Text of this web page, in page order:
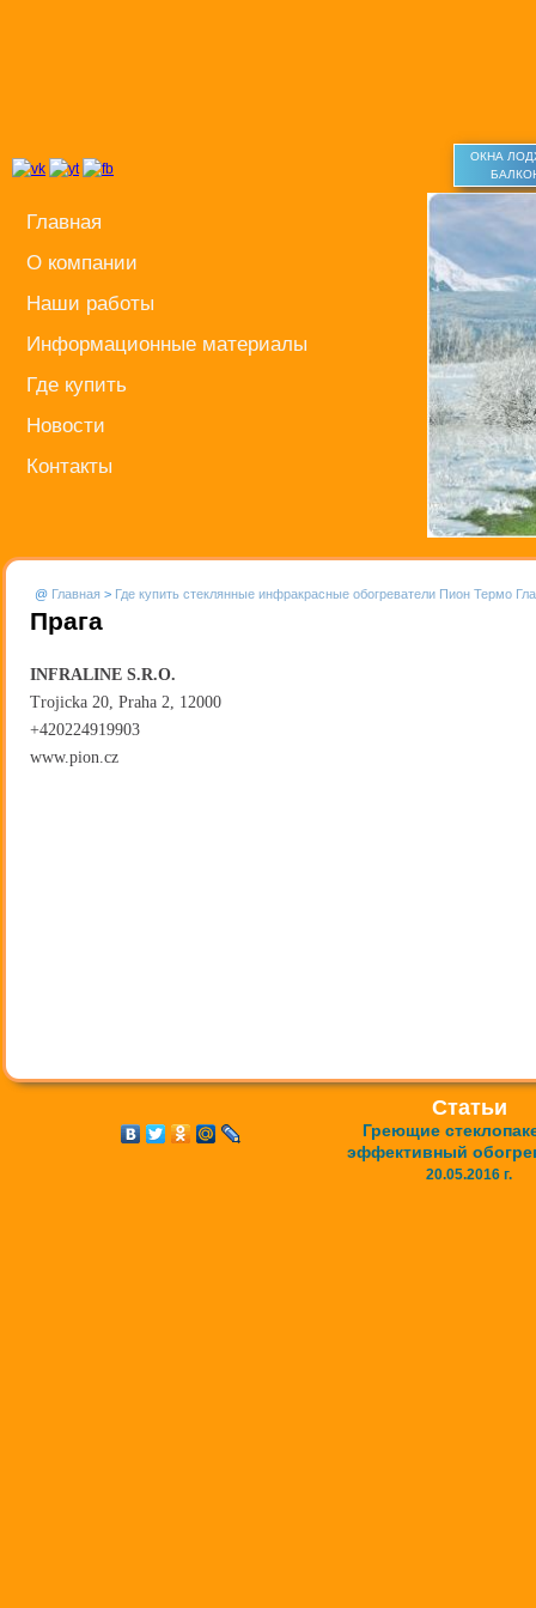
ОКНА
Главная
О компании
Наши работы
Информационные материалы
Где купить
Новости
Контакты
@ Главная > Где купить стеклянные инфракрасные обогреватели Пион Термо
Прага
INFRALINE S.R.O.
Trojicka 20, Praha 2, 12000
+420224919903
www.pion.cz
Статьи
Греющие
эффективный
20.05.2016 г.